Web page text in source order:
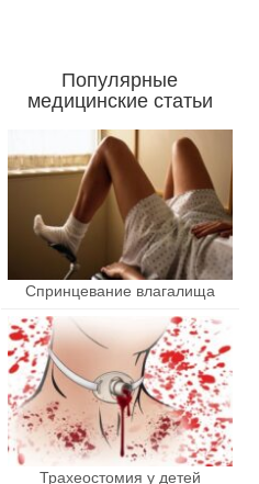
Популярные
медицинские статьи
Спринцевание влагалища
Трахеостомия у детей